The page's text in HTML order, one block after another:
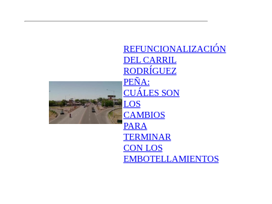
REFUNCIONALIZACIÓN
DEL CARRIL
RODRÍGUEZ
PEÑA:
CUÁLES SON
LOS
CAMBIOS
PARA
TERMINAR
CON LOS
EMBOTELLAMIENTOS